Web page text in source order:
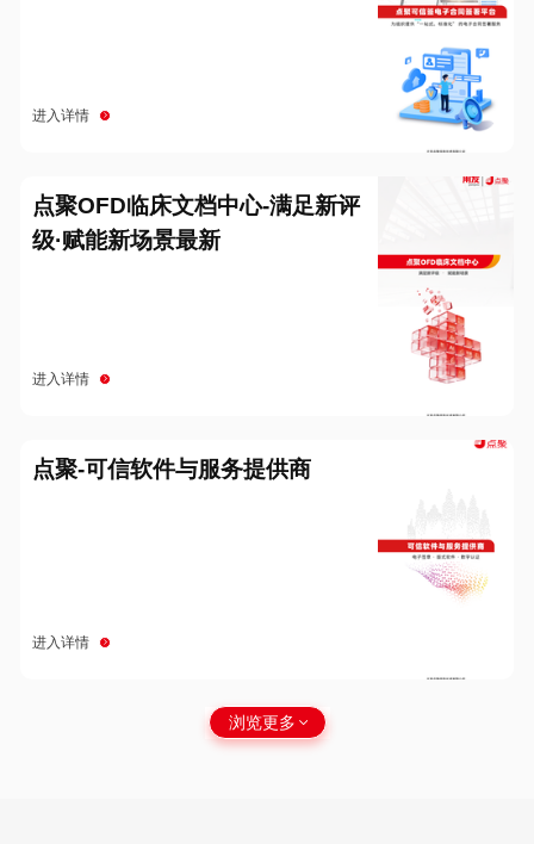
进入详情
点聚OFD临床文档中心-满足新评
级·赋能新场景最新
进入详情
点聚-可信软件与服务提供商
进入详情
浏览更多